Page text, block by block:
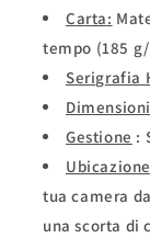
Carta:
tempo (185
Serigrafia
Gestione :
tua camera
una scorta di